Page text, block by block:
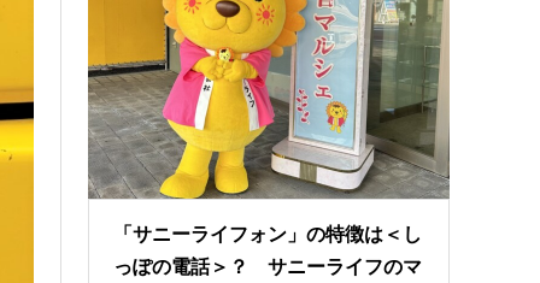
「サニーライフォン」の特徴は＜し
っぽの電話＞？ サニーライフのマ